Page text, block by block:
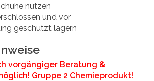
nutzen
und vor
geschützt lagern
vorgängiger Beratung &
Gruppe 2 Chemieprodukt!